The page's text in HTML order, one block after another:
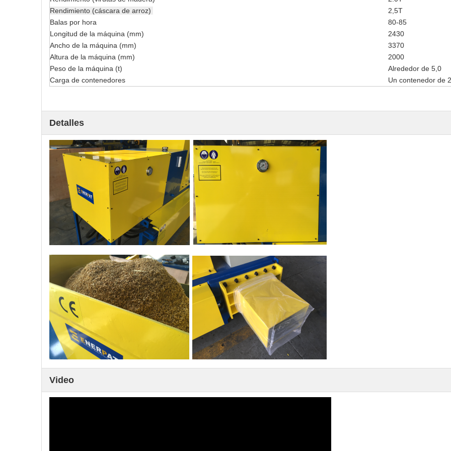
Rendimiento (cáscara de arroz)
2,5T
Balas por hora
80-85
Longitud de la máquina (mm)
2430
Ancho de la máquina (mm)
3370
Altura de la máquina (mm)
2000
Peso de la máquina (t)
Alrededor de 5,0
Carga de contenedores
Un contenedor de
Detalles
Video